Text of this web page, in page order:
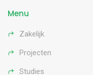
Menu
Zakelijk
Projecten
Studies